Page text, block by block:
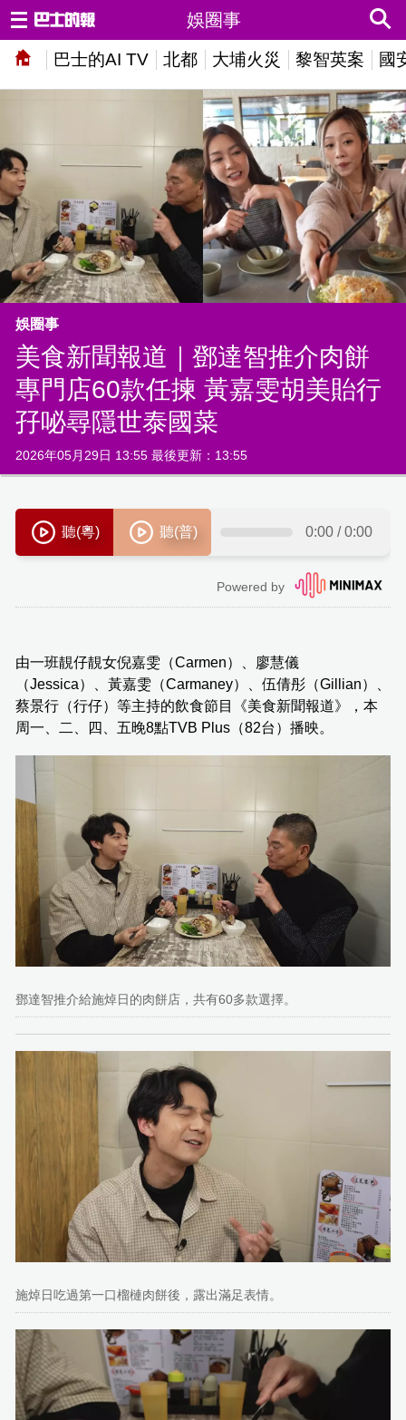
巴士的AI TV 北都 大埔火災 黎智英案 國
娛圈事
娛圈事
美食新聞報道｜鄧達智推介肉餅
專門店60款任揀 黃嘉雯胡美貽行
孖咇尋隱世泰國菜
2026年05月29日 13:55 最後更新：13:55
由一班靚仔靚女倪嘉雯（Carmen）、廖慧儀
（Jessica）、黃嘉雯（Carmaney）、伍倩彤（Gillian）、
蔡景行（行仔）等主持的飲食節目《美食新聞報道》，本
周一、二、四、五晚8點TVB Plus（82台）播映。
鄧達智推介給施焯日的肉餅店，共有60多款選擇。
施焯日吃過第一口榴槤肉餅後，露出滿足表情。